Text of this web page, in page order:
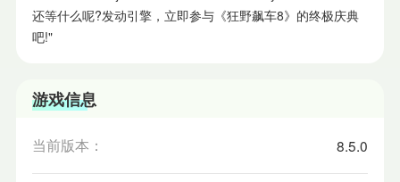
还等什么呢?发动引擎，立即参与《狂野飙车8》的终极庆典
吧!"
游戏信息
当前版本： 8.5.0